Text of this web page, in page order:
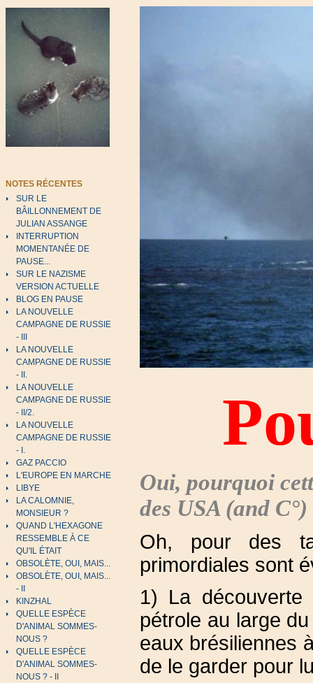
NOTES RÉCENTES
SUR LE
BÂILLONNEMENT DE
JULIAN ASSANGE
INTERRUPTION
MOMENTANÉE DE
PAUSE...
SUR LE NAZISME
VERSION ACTUELLE
BLOG EN PAUSE
LA NOUVELLE
CAMPAGNE DE RUSSIE
- III
LA NOUVELLE
CAMPAGNE DE RUSSIE
- II.
LA NOUVELLE
CAMPAGNE DE RUSSIE
- II/2.
LA NOUVELLE
CAMPAGNE DE RUSSIE
- I.
GAZ PACCIO
L'EUROPE EN MARCHE
LIBYE
LA CALOMNIE,
MONSIEUR ?
QUAND L'HEXAGONE
RESSEMBLE À CE
QU'IL ÉTAIT
OBSOLÈTE, OUI, MAIS...
OBSOLÈTE, OUI, MAIS...
- II
KINZHAL
QUELLE ESPÈCE
D'ANIMAL SOMMES-
NOUS ?
QUELLE ESPÈCE
D'ANIMAL SOMMES-
NOUS ? - II
Oui, pourquoi
des USA (and
Oh, pour des
primordiales sont
1) La découverte
pétrole au large
eaux brésiliennes
de le garder pour